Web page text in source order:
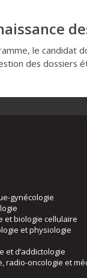
le candidat
des dossiers
gynécologie
et biologie cellulaire
et physiologie
et d’addictologie
radio-oncologie et